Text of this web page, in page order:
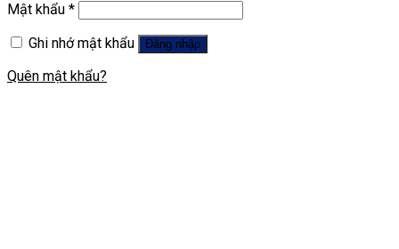
Mật khẩu *
Ghi nhớ mật khẩu
Đăng nhập
Quên mật khẩu?